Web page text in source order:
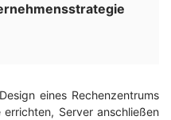
eines Rechenzentrums
Server anschließen